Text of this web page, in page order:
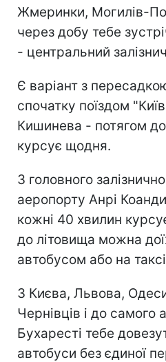
Жмеринки, Могилів-
через добу тебе
- центральний
Є варіант з
спочатку поїздом
Кишинева - потягом
курсує щодня.
З головного
аеропорту Анрі
кожні 40 хвилин
до літовища можна
автобусом або на
З Києва, Львова,
Чернівців і до самого
Бухаресті тебе
автобуси без єдиної